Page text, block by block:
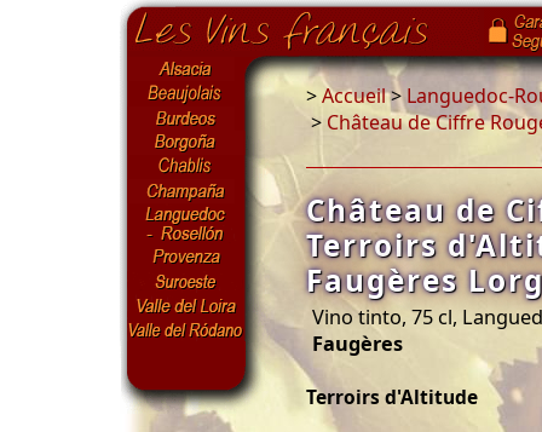
>Accueil>Languedoc-
> Château de Ciffre
Château de
Terroirs
Faugères
Vino tinto, 75 cl,
Faugères
Terroirs d'Altitude